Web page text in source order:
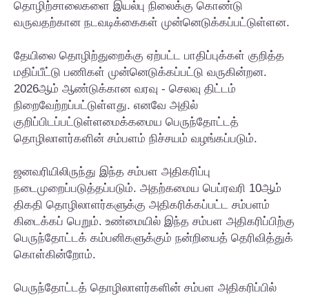
தொழிற்சாலைகளை இயல்பு நிலைக்கு கொண்டு
வருவதற்கான நடவடிக்கைகள் முன்னெடுக்கப்பட்டுள்ளன.
தேயிலை தொழிற்துறைக்கு ஏற்பட்ட பாதிப்புக்கள் குறித்த
மதிப்பீட்டு பணிகள் முன்னெடுக்கப்பட்டு வருகின்றன.
2026ஆம் ஆண்டுக்கான வரவு - செலவு திட்டம்
நிறைவேற்றப்பட்டுள்ளது. எனவே அதில்
குறிப்பிடப்பட்டுள்ளமைக்கமைய பெருந்தோட்டத்
தொழிலாளர்களின் சம்பளம் நிச்சயம் வழங்கப்படும்.
ஜனவரியிலிருந்து இந்த சம்பள அதிகரிப்பு
நடைமுறைப்படுத்தப்படும். அதற்கமைய பெப்ரவரி 10ஆம்
திகதி தொழிலாளர்களுக்கு அதிகரிக்கப்பட்ட சம்பளம்
கிடைக்கப் பெறும். உண்மையில் இந்த சம்பள அதிகரிப்பிற்கு
பெருந்தோட்டக் கம்பனிகளுக்கும் நன்றியைத் தெரிவித்துக்
கொள்கின்றோம்.
பெருந்தோட்டத் தொழிலாளர்களின் சம்பள அதிகரிப்பில்